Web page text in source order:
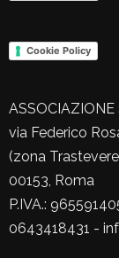
Cookie Policy
ASSOCIAZIONE
via Federico
(zona
00153, Roma
P.IVA.:
0643418431 -